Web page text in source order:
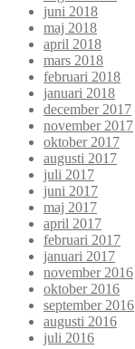
juni 2018
maj 2018
april 2018
mars 2018
februari 2018
januari 2018
december 2017
november 2017
oktober 2017
augusti 2017
juli 2017
juni 2017
maj 2017
april 2017
februari 2017
januari 2017
november 2016
oktober 2016
september 2016
augusti 2016
juli 2016